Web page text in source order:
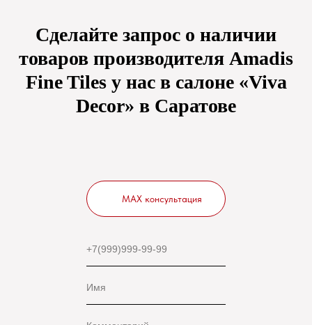
Сделайте запрос о наличии
товаров производителя Amadis
Fine Tiles у нас в салоне «Viva
Decor» в Саратове
MAX консультация